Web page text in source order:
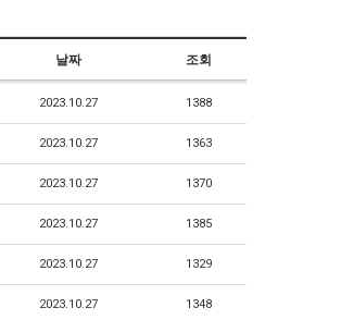
날짜 조회
2023.10.27 1388
2023.10.27 1363
2023.10.27 1370
2023.10.27 1385
2023.10.27 1329
2023.10.27 1348